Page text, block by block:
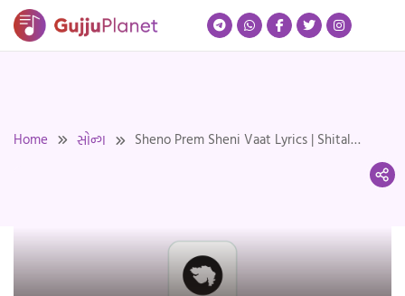
Skip
Home સોન્ગ
Sheno Prem Sheni Vaat Lyrics | Shital